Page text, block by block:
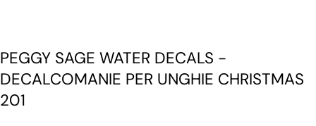
PEGGY SAGE WATER DECALS -
DECALCOMANIE PER UNGHIE CHRISTMAS
201